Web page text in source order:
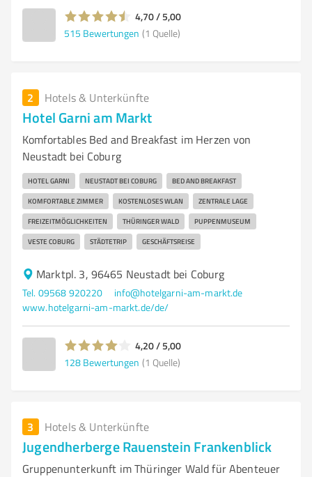
4,70 / 5,00
515 Bewertungen (1 Quelle)
2 Hotels & Unterkünfte
Hotel Garni am Markt
Komfortables Bed and Breakfast im Herzen von
Neustadt bei Coburg
HOTEL GARNI NEUSTADT BEI COBURG BED AND BREAKFAST
KOMFORTABLE ZIMMER KOSTENLOSES WLAN ZENTRALE LAGE
FREIZEITMÖGLICHKEITEN THÜRINGER WALD PUPPENMUSEUM
VESTE COBURG STÄDTETRIP GESCHÄFTSREISE
Marktpl. 3, 96465 Neustadt bei Coburg
Tel. 09568 920220
info@hotelgarni-am-markt.de
www.hotelgarni-am-markt.de/de/
4,20 / 5,00
128 Bewertungen (1 Quelle)
3 Hotels & Unterkünfte
Jugendherberge Rauenstein Frankenblick
Gruppenunterkunft im Thüringer Wald für Abenteuer